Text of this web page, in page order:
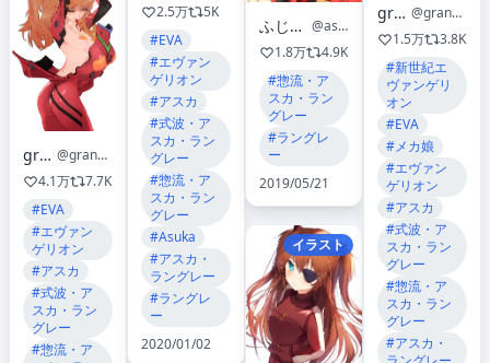
grandia元
@grandia42783429
4.1万
7.7K
#EVA
#エヴァン
ゲリオン
#アスカ
#式波・ア
スカ・ラン
グレー
#惣流・ア
2.5万
5K
#EVA
#エヴァン
ゲリオン
#アスカ
#式波・ア
スカ・ラン
グレー
#惣流・ア
スカ・ラン
グレー
#Asuka
#アスカ・
ラングレー
#ラングレ
ー
2020/01/02
ふじた渚佐🌞💛
@asakotofuji
1.8万
4.9K
#惣流・ア
スカ・ラン
グレー
#ラングレ
ー
2019/05/21
イラスト
grandia元
@grandia42783429
1.5万
3.8K
#新世紀エ
ヴァンゲリ
オン
#EVA
#メカ娘
#エヴァン
ゲリオン
#アスカ
#式波・ア
スカ・ラン
グレー
#惣流・ア
スカ・ラン
グレー
#アスカ・